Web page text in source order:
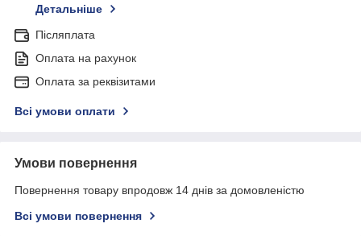
Детальніше
Післяплата
Оплата на рахунок
Оплата за реквізитами
Всі умови оплати
Умови повернення
Повернення товару впродовж 14 днів за домовленістю
Всі умови повернення